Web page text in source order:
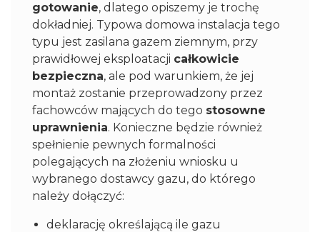
gotowanie, dlatego opiszemy je trochę
dokładniej. Typowa domowa instalacja tego
typu jest zasilana gazem ziemnym, przy
prawidłowej eksploatacji całkowicie
bezpieczna, ale pod warunkiem, że jej
montaż zostanie przeprowadzony przez
fachowców mających do tego stosowne
uprawnienia. Konieczne będzie również
spełnienie pewnych formalności
polegających na złożeniu wniosku u
wybranego dostawcy gazu, do którego
należy dołączyć:
deklarację określającą ile gazu